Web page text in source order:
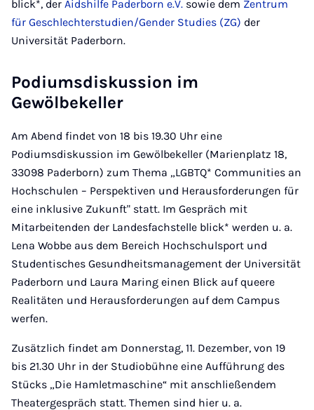
blick*, der Aidshilfe Paderborn e.V. sowie dem Zentrum
für Geschlechterstudien/Gender Studies (ZG) der
Universität Paderborn.
Podiumsdiskussion im
Gewölbekeller
Am Abend findet von 18 bis 19.30 Uhr eine
Podiumsdiskussion im Gewölbekeller (Marienplatz 18,
33098 Paderborn) zum Thema „LGBTQ* Communities an
Hochschulen – Perspektiven und Herausforderungen für
eine inklusive Zukunft" statt. Im Gespräch mit
Mitarbeitenden der Landesfachstelle blick* werden u. a.
Lena Wobbe aus dem Bereich Hochschulsport und
Studentisches Gesundheitsmanagement der Universität
Paderborn und Laura Maring einen Blick auf queere
Realitäten und Herausforderungen auf dem Campus
werfen.
Zusätzlich findet am Donnerstag, 11. Dezember, von 19
bis 21.30 Uhr in der Studiobühne eine Aufführung des
Stücks „Die Hamletmaschine“ mit anschließendem
Theatergespräch statt. Themen sind hier u. a.